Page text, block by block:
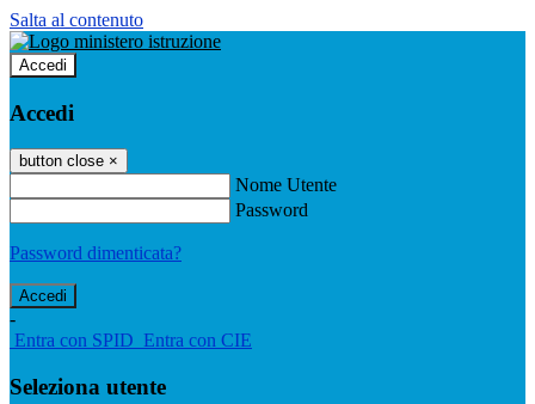
Salta al contenuto
Accedi
Accedi
button close ×
Nome Utente
Password
Password dimenticata?
-
Entra con SPID Entra con CIE
Seleziona utente